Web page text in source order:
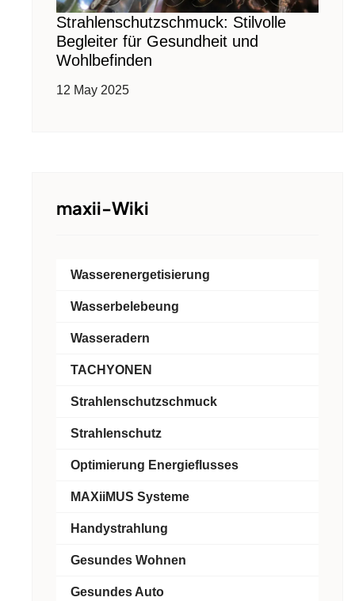
Strahlenschutzschmuck: Stilvolle
Begleiter für Gesundheit und
Wohlbefinden
12 May 2025
maxii-Wiki
Wasserenergetisierung
Wasserbelebeung
Wasseradern
TACHYONEN
Strahlenschutzschmuck
Strahlenschutz
Optimierung Energieflusses
MAXiiMUS Systeme
Handystrahlung
Gesundes Wohnen
Gesundes Auto